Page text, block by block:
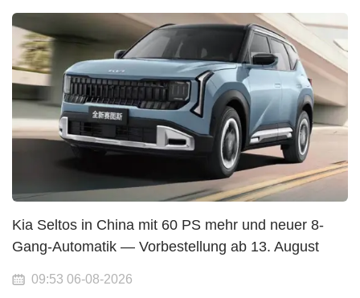
Kia Seltos in China mit 60 PS mehr und neuer 8-
Gang-Automatik — Vorbestellung ab 13. August
09:53 06-08-2026